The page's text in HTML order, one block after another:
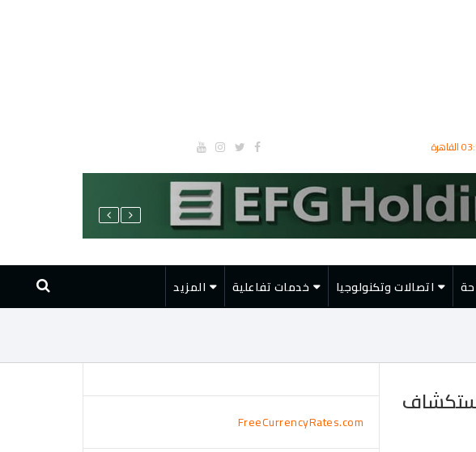
اتصالات وتكنولوجيا خدمات تفاعلية المزيد
FreeCurrencyRates.com